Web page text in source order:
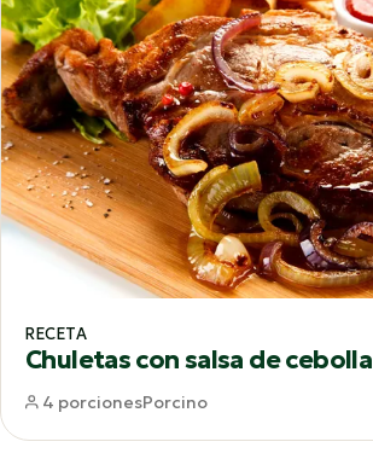
RECETA
Chuletas con salsa de cebolla
4 porcionesPorcino